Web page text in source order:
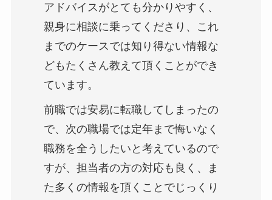
アドバイスがとても分かりやすく、
親身に相談に乗ってくださり、これ
までのケースでは知り得ない情報な
どもたくさん教えて頂くことができ
ています。
前職では安易に転職してしまったの
で、次の職場では定年まで悔いなく
職務を全うしたいと考えているので
すが、担当者の方の対応も良く、ま
た多くの情報を頂くことでじっくり